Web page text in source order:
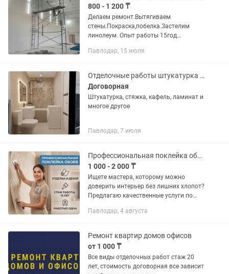
800 - 1 200 ₸
Делаем ремонт.Вытягиваем
стены.Покраска,побелка.Застелим
линолеум. Опыт работы 15год
пьем не курим работаем по факту. Есть
Есть...
Павлодар, 15 июля
Отделочные работы штукатурка ,стяжка, шпаклевка
Договорная
Штукатурка, стяжка, кафель, ламинат и
многое другое
Павлодар, 7 июля
Профессиональная поклейка обоев отделка и декор
1 000 - 2 000 ₸
Ищете мастера, которому можно
доверить интерьер без лишних хлопот?
Предлагаю качественные услуги по
совесть, ценю ваше время и свой
Павлодар, 4 августа
Ремонт квартир домов офисов
от 1 000 ₸
Все виды отделочных работ стаж 20
лет, стоимость договорная все зависит